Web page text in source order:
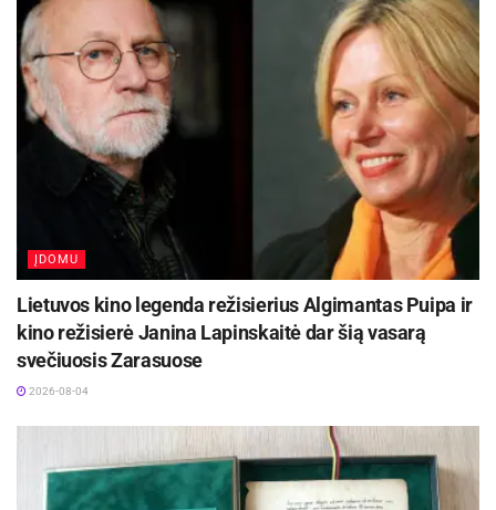
ĮDOMU
Lietuvos kino legenda režisierius Algimantas Puipa ir
kino režisierė Janina Lapinskaitė dar šią vasarą
svečiuosis Zarasuose
2026-08-04